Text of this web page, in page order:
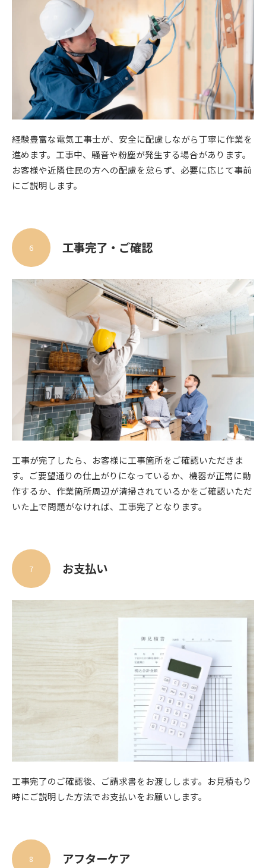
経験豊富な電気工事士が、安全に配慮しながら丁寧に作業を
進めます。工事中、騒音や粉塵が発生する場合があります。
お客様や近隣住民の方への配慮を怠らず、必要に応じて事前
にご説明します。
工事完了・ご確認
6
工事が完了したら、お客様に工事箇所をご確認いただきま
す。ご要望通りの仕上がりになっているか、機器が正常に動
作するか、作業箇所周辺が清掃されているかをご確認いただ
いた上で問題がなければ、工事完了となります。
お支払い
7
工事完了のご確認後、ご請求書をお渡しします。お見積もり
時にご説明した方法でお支払いをお願いします。
アフターケア
8
お問い合わせはこちら